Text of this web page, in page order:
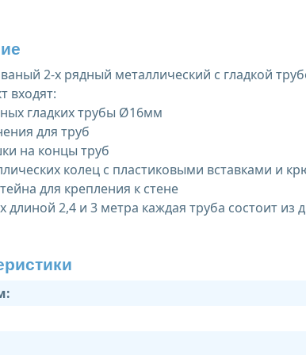
2-х рядный металлический с гладкой
входят:
гладких трубы Ø16мм
для труб
на концы труб
колец с пластиковыми вставками и
для крепления к стене
длиной 2,4 и 3 метра каждая труба состоит из